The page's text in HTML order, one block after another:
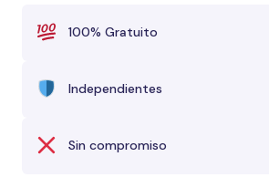
100% Gratuito
Independientes
Sin compromiso